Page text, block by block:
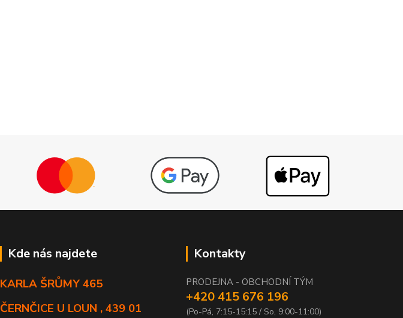
Kde nás najdete
KARLA ŠRŮMY 465
ČERNČICE U LOUN , 439 01
Kontakty
PRODEJNA - OBCHODNÍ TÝM
+420 415 676 196
(Po-Pá, 7:15-15:15 / So, 9:00-11:00)